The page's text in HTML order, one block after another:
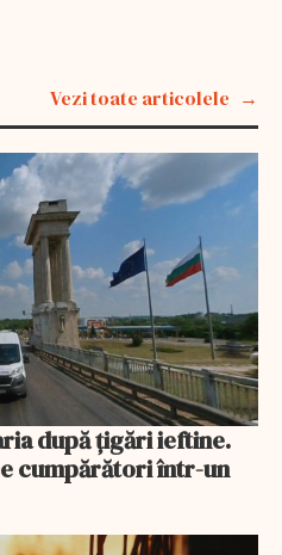
Vezi toate articolele
după țigări ieftine.
cumpărători într-un